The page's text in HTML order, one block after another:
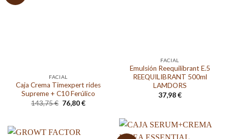
FACIAL
Emulsión Reequilibrant E.5
REEQUILIBRANT 500ml
LAMDORS
37,98€
FACIAL
Caja Crema Timexpert rides
Supreme + C10 Ferúlico
143,75€ El
precio
143,75 €.
76,80€El